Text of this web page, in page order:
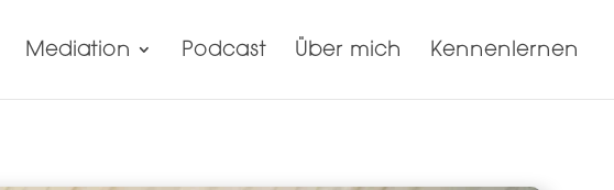
Mediation Podcast Über mich Kennenlernen